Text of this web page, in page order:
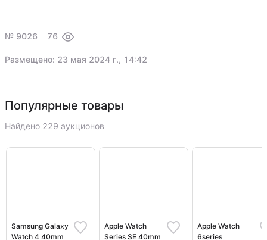
№ 9026 76
Размещено: 23 мая 2024 г., 14:42
Популярные товары
Найдено 229 аукционов
Samsung Galaxy
Watch 4 40mm
Apple Watch
Series SE 40mm
Apple Watch
6series